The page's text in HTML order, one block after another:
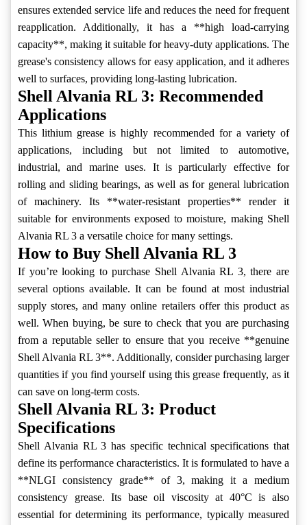
ensures extended service life and reduces the need for frequent
reapplication. Additionally, it has a **high load-carrying
capacity**, making it suitable for heavy-duty applications. The
grease's consistency allows for easy application, and it adheres
well to surfaces, providing long-lasting lubrication.
Shell Alvania RL 3: Recommended
Applications
This lithium grease is highly recommended for a variety of
applications, including but not limited to automotive,
industrial, and marine uses. It is particularly effective for
rolling and sliding bearings, as well as for general lubrication
of machinery. Its **water-resistant properties** render it
suitable for environments exposed to moisture, making Shell
Alvania RL 3 a versatile choice for many settings.
How to Buy Shell Alvania RL 3
If you’re looking to purchase Shell Alvania RL 3, there are
several options available. It can be found at most industrial
supply stores, and many online retailers offer this product as
well. When buying, be sure to check that you are purchasing
from a reputable seller to ensure that you receive **genuine
Shell Alvania RL 3**. Additionally, consider purchasing larger
quantities if you find yourself using this grease frequently, as it
can save on long-term costs.
Shell Alvania RL 3: Product
Specifications
Shell Alvania RL 3 has specific technical specifications that
define its performance characteristics. It is formulated to have a
**NLGI consistency grade** of 3, making it a medium
consistency grease. Its base oil viscosity at 40°C is also
essential for determining its performance, typically measured